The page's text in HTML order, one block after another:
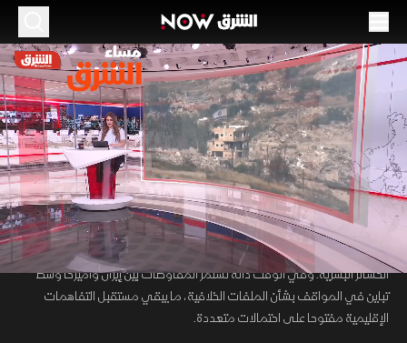
00:12/45:54
الموسم 2026
خفض التصعيد في لبنان.. وتباين مستمر بين طهران
وواشنطن
01 يونيو 2026 45:54 أخبار
مساء الشرق
تتجه الأنظار إلى لبنان بعد مؤشرات على تراجع وتيرة التصعيد إثر اتصالات
ووساطات دولية هدفت إلى الحد من استهداف المراكز الحيوية وتقليص
الخسائر البشرية. وفي الوقت ذاته تستمر المفاوضات بين إيران وأميركا وسط
تباين في المواقف بشأن الملفات الخلافية، ما يبقي مستقبل التفاهمات
الإقليمية مفتوحا على احتمالات متعددة.